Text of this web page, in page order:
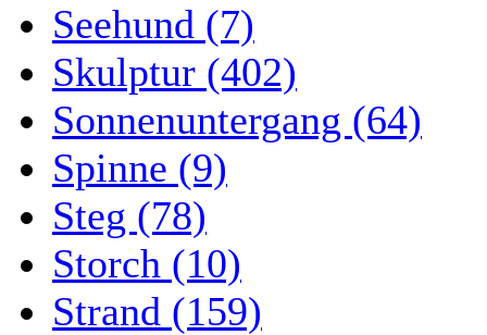
Seehund (7)
Skulptur (402)
Sonnenuntergang (64)
Spinne (9)
Steg (78)
Storch (10)
Strand (159)